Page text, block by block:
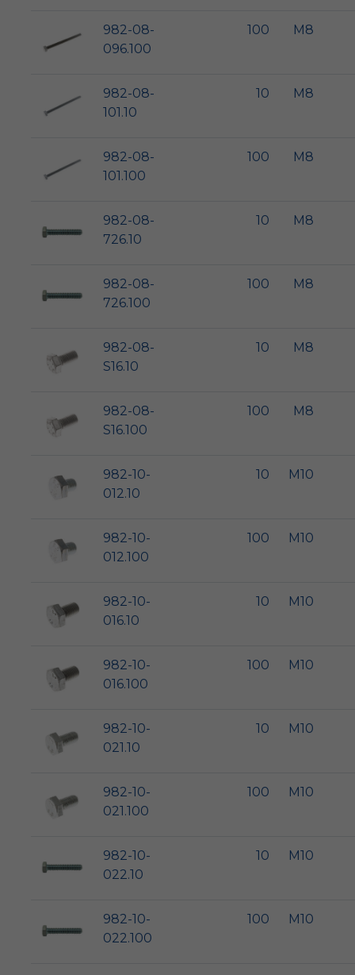
982-08-
096.100
100 M8
982-08-
101.10
10 M8
982-08-
101.100
100 M8
982-08-
726.10
10 M8
982-08-
726.100
100 M8
982-08-
S16.10
10 M8
982-08-
S16.100
100 M8
982-10-
012.10
10 M10
982-10-
012.100
100 M10
982-10-
016.10
10 M10
982-10-
016.100
100 M10
982-10-
021.10
10 M10
982-10-
021.100
100 M10
982-10-
022.10
10 M10
982-10-
022.100
100 M10